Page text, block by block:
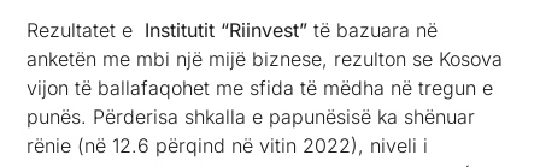
Rezultatet e Institutit “Riinvest” të bazuara në
anketën me mbi një mijë biznese, rezulton se Kosova
vijon të ballafaqohet me sfida të mëdha në tregun e
punës. Përderisa shkalla e papunësisë ka shënuar
rënie (në 12.6 përqind në vitin 2022), niveli i